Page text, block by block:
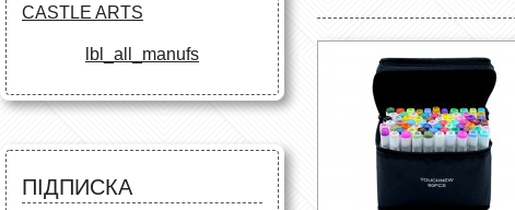
CASTLE ARTS
lbl_all_manufs
ПІДПИСКА